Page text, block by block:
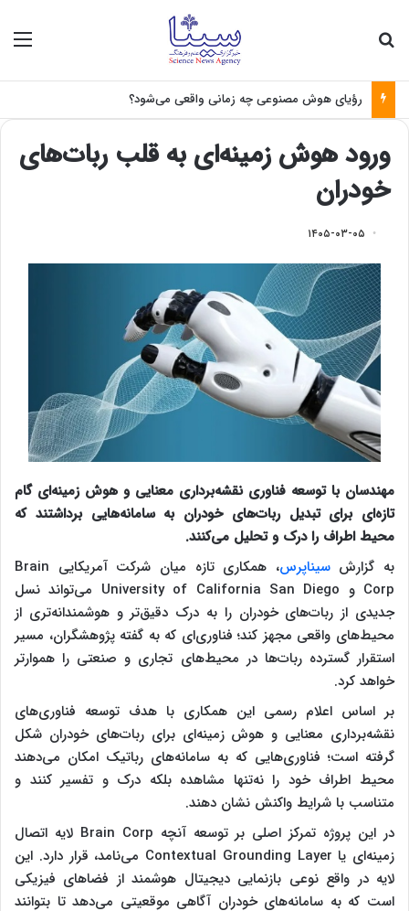
رؤیای هوش مصنوعی چه زمانی واقعی می‌شود؟
ورود هوش زمینه‌ای به قلب ربات‌های
خودران
۱۴۰۵-۰۳-۰۵
مهندسان با توسعه فناوری نقشه‌برداری معنایی و هوش زمینه‌ای گام
تازه‌ای برای تبدیل ربات‌های خودران به سامانه‌هایی برداشتند که
محیط اطراف را درک و تحلیل می‌کنند.
به گزارشسیناپرس
، همکاری تازه میان شرکت آمریکایی Brain
Corp و University of California San Diego می‌تواند نسل
جدیدی از ربات‌های خودران را به درک دقیق‌تر و هوشمندانه‌تری از
محیط‌های واقعی مجهز کند؛ فناوری‌ای که به گفته پژوهشگران، مسیر
استقرار گسترده ربات‌ها در محیط‌های تجاری و صنعتی را هموارتر
خواهد کرد.
بر اساس اعلام رسمی این همکاری با هدف توسعه فناوری‌های
نقشه‌برداری معنایی و هوش زمینه‌ای برای ربات‌های خودران شکل
گرفته است؛ فناوری‌هایی که به سامانه‌های رباتیک امکان می‌دهند
محیط اطراف خود را نه‌تنها مشاهده بلکه درک و تفسیر کنند و
متناسب با شرایط واکنش نشان دهند.
در این پروژه تمرکز اصلی بر توسعه آنچه Brain Corp لایه اتصال
زمینه‌ای یا Contextual Grounding Layer می‌نامد، قرار دارد. این
لایه در واقع نوعی بازنمایی دیجیتال هوشمند از فضا‌های فیزیکی
است که به سامانه‌های خودران آگاهی موقعیتی می‌دهد تا بتوانند